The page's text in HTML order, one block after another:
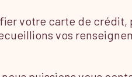
votre carte de crédit,
vos